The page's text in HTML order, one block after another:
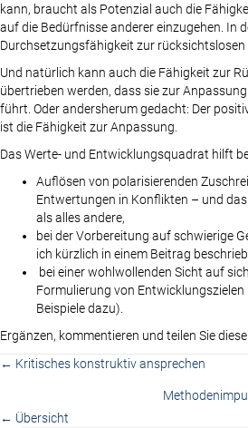
kann, braucht als Potenzial auch die
auf die Bedürfnisse anderer einzugehen. In
Durchsetzungsfähigkeit zur rücksichtslosen
Und natürlich kann auch die Fähigkeit zur
übertrieben werden, dass sie zur
führt. Oder andersherum gedacht: Der
ist die Fähigkeit zur Anpassung.
Das Werte- und Entwicklungsquadrat hilft
Auflösen von polarisierenden
Entwertungen in Konflikten – und
als alles andere,
bei der Vorbereitung auf schwierige
ich kürzlich in einem Beitrag
bei einer wohlwollenden Sicht auf
Formulierung von Entwicklungszielen
Beispiele dazu).
Ergänzen, kommentieren und teilen Sie
Posts
navigation
← Kritisches konstruktiv ansprechen
← Übersicht